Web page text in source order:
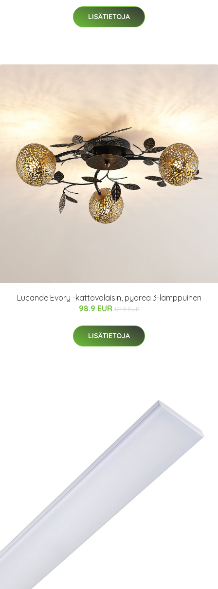
LISÄTIETOJA
Lucande Evory -kattovalaisin, pyöreä 3-lamppuinen
98.9 EUR 121.9 EUR
LISÄTIETOJA